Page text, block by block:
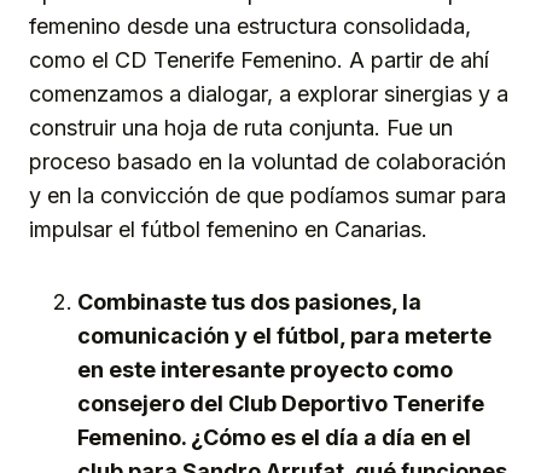
femenino desde una estructura consolidada,
como el CD Tenerife Femenino. A partir de ahí
comenzamos a dialogar, a explorar sinergias y a
construir una hoja de ruta conjunta. Fue un
proceso basado en la voluntad de colaboración
y en la convicción de que podíamos sumar para
impulsar el fútbol femenino en Canarias.
Combinaste tus dos pasiones, la
comunicación y el fútbol, para meterte
en este interesante proyecto como
consejero del Club Deportivo Tenerife
Femenino. ¿Cómo es el día a día en el